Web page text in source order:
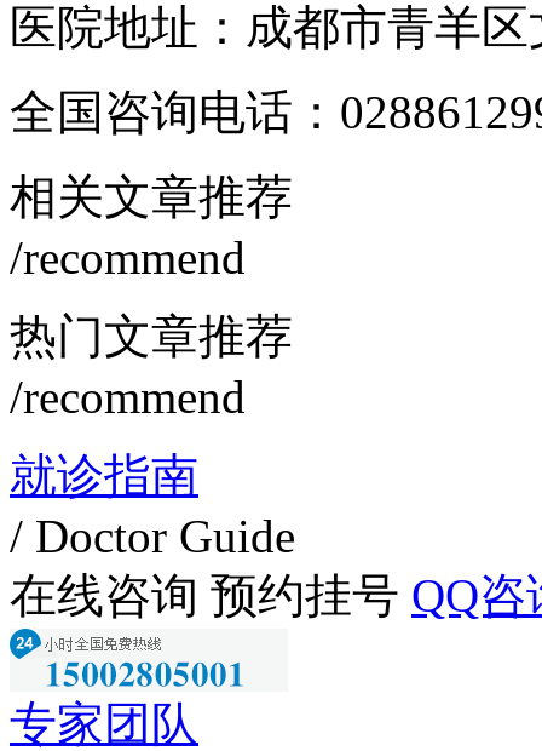
医院地址：成都市青羊
全国咨询电话：
相关文章推荐
/recommend
热门文章推荐
/recommend
就诊指南
/ Doctor Guide
在线咨询 预约挂号 QQ咨
专家团队